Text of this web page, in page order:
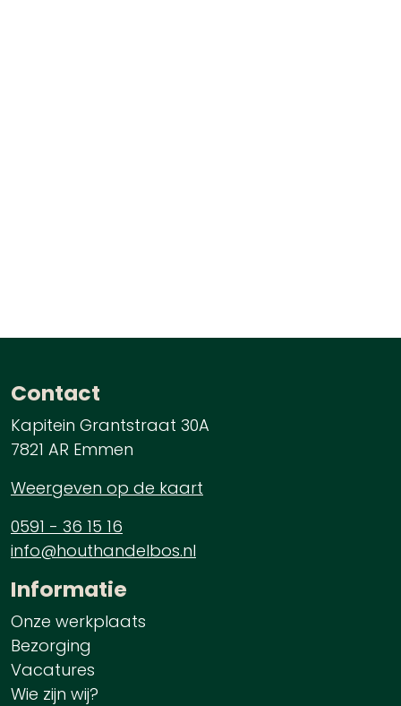
Contact
Kapitein Grantstraat 30A
7821 AR Emmen
Weergeven op de kaart
0591 - 36 15 16
info@houthandelbos.nl
Informatie
Onze werkplaats
Bezorging
Vacatures
Wie zijn wij?